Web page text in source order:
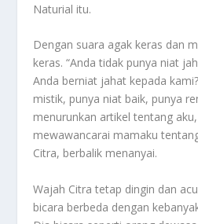
Naturial itu.
Dengan suara agak keras dan
keras. “Anda tidak punya niat
Anda berniat jahat kepada
mistik, punya niat baik, punya
menurunkan artikel tentang
mewawancarai mamaku
Citra, berbalik menanyai.
Wajah Citra tetap dingin dan
bicara berbeda dengan